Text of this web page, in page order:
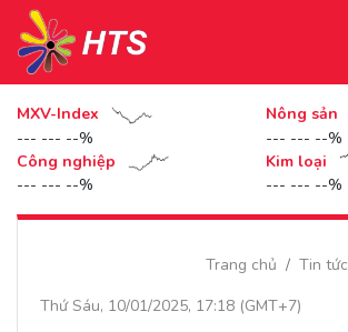
MXV-Index
--- --- --%
Nông sản
--- --- --%
Công nghiệp
--- --- --%
Kim loại
--- --- --%
Trang chủ Tin tức
Thứ Sáu, 10/01/2025, 17:18 (GMT+7)